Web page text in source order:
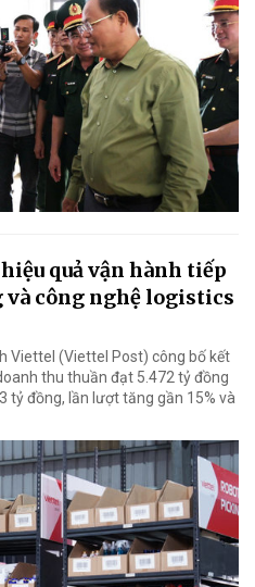
quả vận hành tiếp
và công nghệ logistics
Viettel (Viettel Post) công bố kết
thu thuần đạt 5.472 tỷ đồng
tỷ đồng, lần lượt tăng gần 15% và